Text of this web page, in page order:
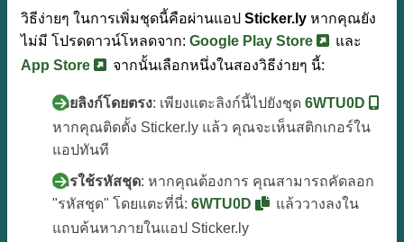
วิธีง่ายๆ ในการเพิ่มชุดนี้คือผ่านแอป Sticker.ly หากคุณยัง
ไม่มี โปรดดาวน์โหลดจาก: Google Play Store
และ
App Store
จากนั้นเลือกหนึ่งในสองวิธีง่ายๆ นี้:
ด้วยลิงก์โดยตรง: เพียงแตะลิงก์นี้ไปยังชุด 6WTU0D
หากคุณติดตั้ง Sticker.ly แล้ว คุณจะเห็นสติกเกอร์ใน
แอปทันที
การใช้รหัสชุด: หากคุณต้องการ คุณสามารถคัดลอก
"รหัสชุด" โดยแตะที่นี่: 6WTU0D
แล้ววางลงใน
แถบค้นหาภายในแอป Sticker.ly